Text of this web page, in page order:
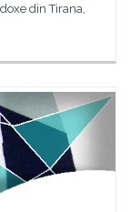
din Tirana,